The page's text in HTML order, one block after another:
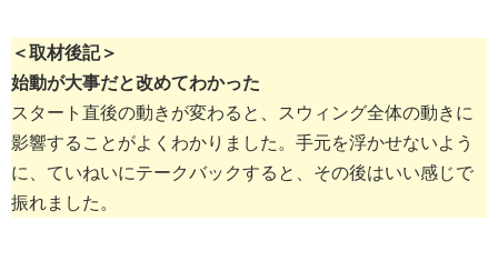
＜取材後記＞
始動が大事だと改めてわかった
スタート直後の動きが変わると、スウィング全体の動きに
影響することがよくわかりました。手元を浮かせないよう
に、ていねいにテークバックすると、その後はいい感じで
振れました。